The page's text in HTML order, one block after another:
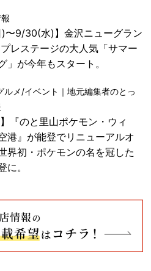
)〜9/30(水)】金沢ニューグラン
レステージの大人気「サマー
」が今年もスタート。
ルメ/イベント｜地元編集者のとっ
】『のと里山ポケモン・ウィ
港』が能登でリニューアルオ
界初・ポケモンの名を冠した
に。